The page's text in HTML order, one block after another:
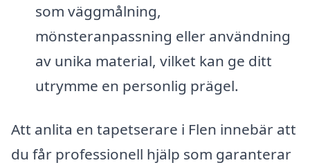
som väggmålning,
mönsteranpassning eller användning
av unika material, vilket kan ge ditt
utrymme en personlig prägel.
Att anlita en tapetserare i Flen innebär att
du får professionell hjälp som garanterar